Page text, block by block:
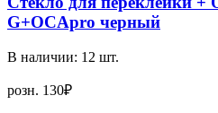
G+OCApro черный
В наличии: 12 шт.
розн. 130₽